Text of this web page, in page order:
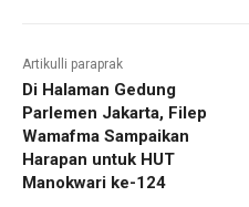
Artikulli paraprak
Di Halaman Gedung
Parlemen Jakarta, Filep
Wamafma Sampaikan
Harapan untuk HUT
Manokwari ke-124